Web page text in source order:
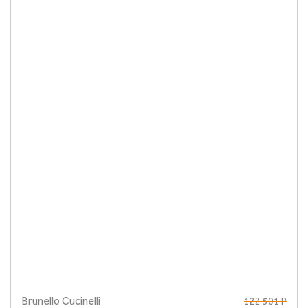
Brunello Cucinelli 122 501 Р